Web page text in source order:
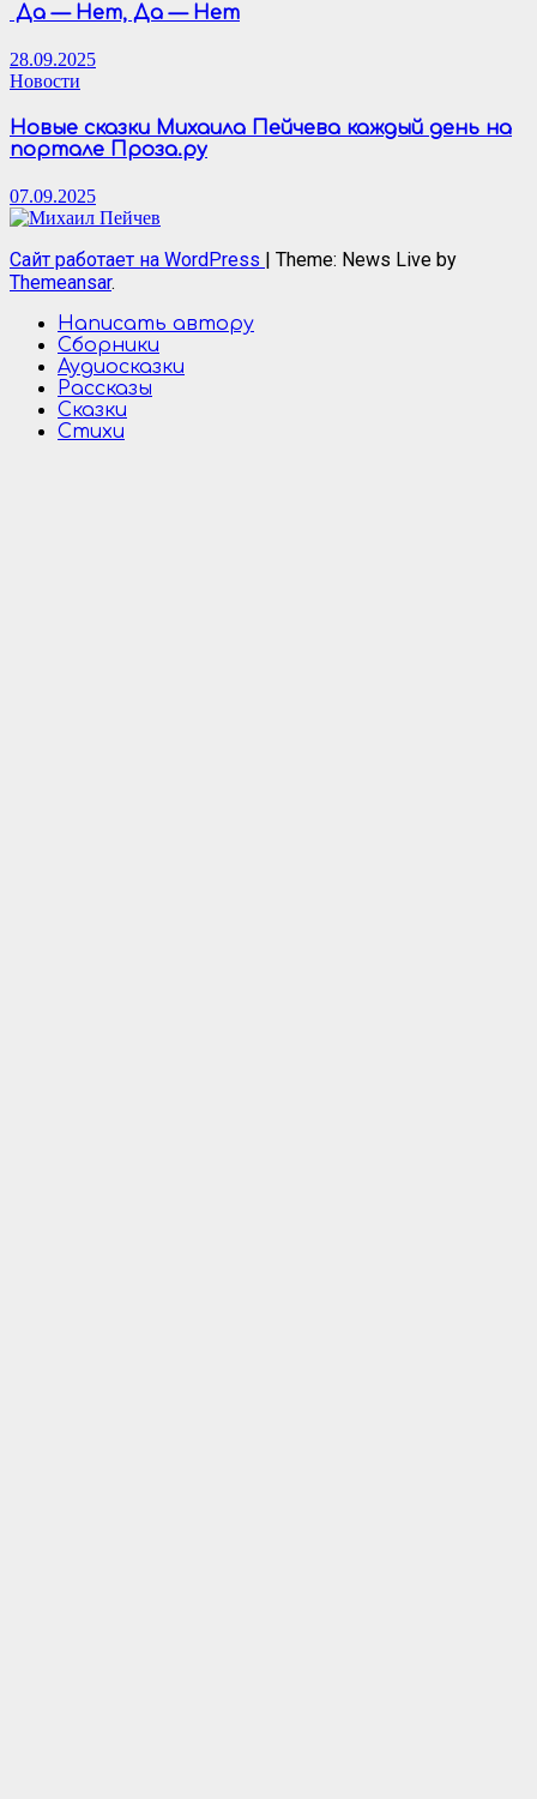
Да — Нет, Да — Нет
28.09.2025
Новости
Новые сказки Михаила Пейчева каждый день на
портале Проза.ру
07.09.2025
Сайт работает на WordPress
Theme: News Live by
Themeansar.
Написать автору
Сборники
Аудиосказки
Рассказы
Сказки
Стихи